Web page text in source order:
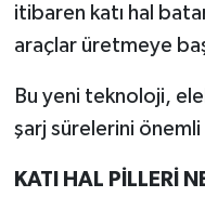
itibaren katı hal
araçlar üretmeye
Bu yeni teknoloji,
şarj sürelerini
KATI HAL PİLLERİ